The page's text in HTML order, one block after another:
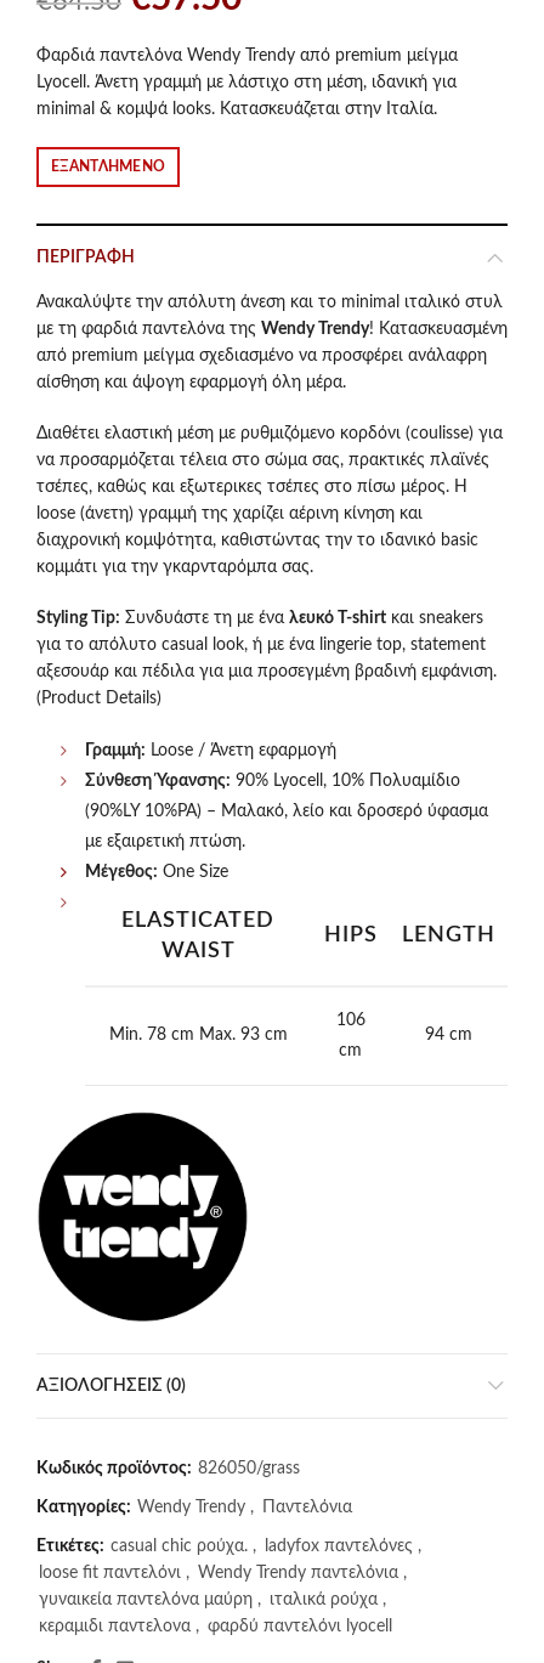
price
was:
€64.50.
τρέχουσα
τιμή
Φαρδιά παντελόνα Wendy Trendy από premium μείγμα
Lyocell. Άνετη γραμμή με λάστιχο στη μέση, ιδανική για
minimal & κομψά looks. Κατασκευάζεται στην Ιταλία.
ΕΞΑΝΤΛΗΜΈΝΟ
ΠΕΡΙΓΡΑΦΉ
Ανακαλύψτε την απόλυτη άνεση και το minimal ιταλικό στυλ
με τη φαρδιά παντελόνα της Wendy Trendy! Κατασκευασμένη
από premium μείγμα σχεδιασμένο να προσφέρει ανάλαφρη
αίσθηση και άψογη εφαρμογή όλη μέρα.
Διαθέτει ελαστική μέση με ρυθμιζόμενο κορδόνι (coulisse) για
να προσαρμόζεται τέλεια στο σώμα σας, πρακτικές πλαϊνές
τσέπες, καθώς και εξωτερικες τσέπες στο πίσω μέρος. Η
loose (άνετη) γραμμή της χαρίζει αέρινη κίνηση και
διαχρονική κομψότητα, καθιστώντας την το ιδανικό basic
κομμάτι για την γκαρνταρόμπα σας.
Styling Tip: Συνδυάστε τη με ένα λευκό T-shirt και sneakers
για το απόλυτο casual look, ή με ένα lingerie top, statement
αξεσουάρ και πέδιλα για μια προσεγμένη βραδινή εμφάνιση.
(Product Details)
Γραμμή: Loose / Άνετη εφαρμογή
Σύνθεση Ύφανσης: 90% Lyocell, 10% Πολυαμίδιο
(90%LY 10%PA) – Μαλακό, λείο και δροσερό ύφασμα
με εξαιρετική πτώση.
Μέγεθος: One Size
ELASTICATED
WAIST
HIPS LENGTH
Min. 78 cm Max. 93 cm
106
cm
94 cm
ΑΞΙΟΛΟΓΉΣΕΙΣ (0)
Κωδικός προϊόντος: 826050/grass
Κατηγορίες: Wendy Trendy , Παντελόνια
Ετικέτες: casual chic ρούχα. , ladyfox παντελόνες ,
loose fit παντελόνι , Wendy Trendy παντελόνια ,
γυναικεία παντελόνα μαύρη , ιταλικά ρούχα ,
κεραμιδι παντελονα , φαρδύ παντελόνι lyocell